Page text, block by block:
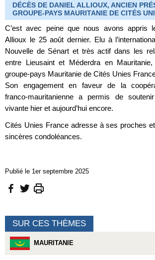
DÉCÈS DE DANIEL ALLIOUX, ANCIEN
GROUPE-PAYS MAURITANIE DE CITÉS
C’est avec peine que nous avons appris
Allioux le 25 août dernier. Elu à
Nouvelle de Sénart et très actif dans les
entre Lieusaint et Méderdra en
groupe-pays Mauritanie de Cités Unies
Son engagement en faveur de la
franco-mauritanienne a permis de
vivante hier et aujourd’hui encore.
Cités Unies France adresse à ses proches
sincères condoléances.
Publié le 1er septembre 2025
SUR CES THÈMES
MAURITANIE